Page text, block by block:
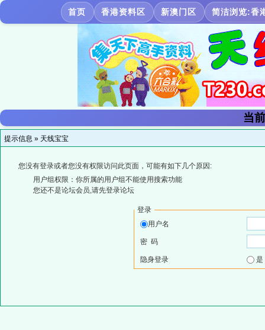
首页 香港资料区 新澳门区 简洁浏览:香
当
提示信息 » 天线宝宝
您没有登录或者您没有权限访问此页面，可能有如下几个原因:
用户组权限：你所属的用户组不能使用搜索功能
您还不是论坛会员,请先登录论坛
登录
用户名
密 码
隐身登录